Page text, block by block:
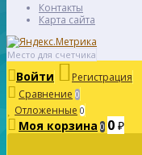
Контакты
Карта сайта
Место для счетчика
Войти
Регистрация
Сравнение 0
Отложенные 0
Моя корзина 0 0 ₽